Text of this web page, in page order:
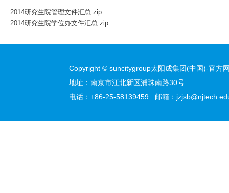
2014研究生院管理文件汇总.zip
2014研究生院学位办文件汇总.zip
Copyright © suncitygroup太阳成集团(中国)-官方
地址：南京市江北新区浦珠南路30号
电话：+86-25-58139459 邮箱：